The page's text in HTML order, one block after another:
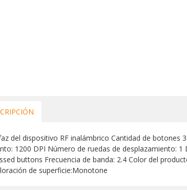
del dispositivo RF inalámbrico Cantidad de botones
1200 DPI Número de ruedas de desplazamiento: 1
buttons Frecuencia de banda: 2.4 Color del
de superficie:Monotone